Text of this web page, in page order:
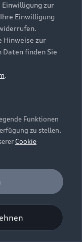
auf dieser
zur
Einwilligung
Hinweise zur
Daten finden Sie
.
Funktionen
zu stellen.
Cookie
(z. B.